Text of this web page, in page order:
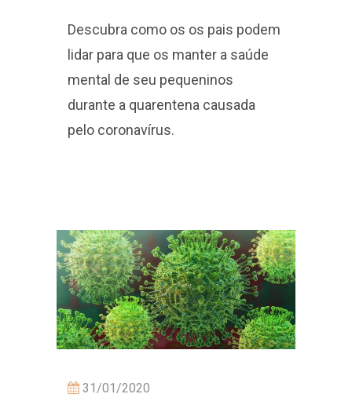
Descubra como os os pais podem
lidar para que os manter a saúde
mental de seu pequeninos
durante a quarentena causada
pelo coronavírus.
31/01/2020